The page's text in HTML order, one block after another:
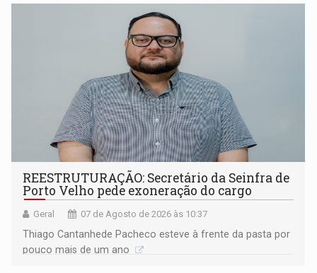
REESTRUTURAÇÃO: Secretário da Seinfra de
Porto Velho pede exoneração do cargo
Geral 07 de Agosto de 2026 às 10:37
Thiago Cantanhede Pacheco esteve à frente da pasta por
pouco mais de um ano